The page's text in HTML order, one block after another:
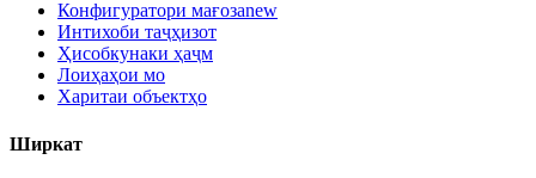
Конфигуратори мағозаnew
Интихоби таҷҳизот
Ҳисобкунаки ҳаҷм
Лоиҳаҳои мо
Харитаи объектҳо
Ширкат